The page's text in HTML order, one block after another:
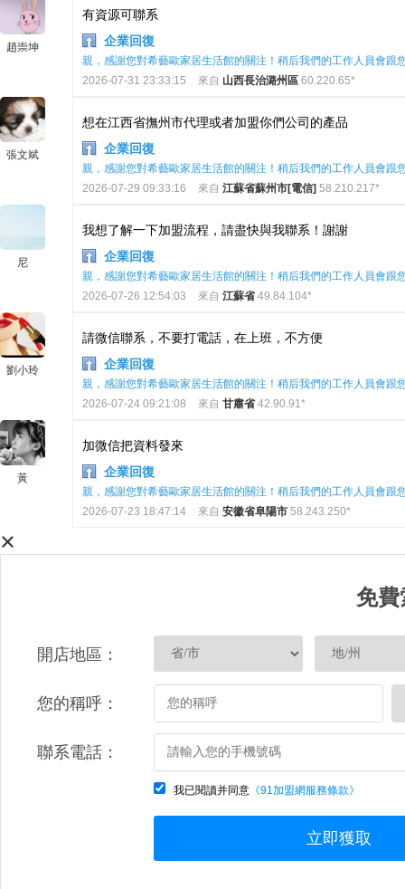
趙崇坤
有資源可聯系
企業回復
親，感謝您對希藝歐家居生活館的關注！稍后我們的工作人員會跟
2026-07-31 23:33:15
來自 山西長治潞州區 60.220.65*
張文斌
想在江西省撫州市代理或者加盟你們公司的產品
企業回復
親，感謝您對希藝歐家居生活館的關注！稍后我們的工作人員會跟
2026-07-29 09:33:16
來自 江蘇省蘇州市[電信] 58.210.217*
尼
我想了解一下加盟流程，請盡快與我聯系！謝謝
企業回復
親，感謝您對希藝歐家居生活館的關注！稍后我們的工作人員會跟
2026-07-26 12:54:03
來自 江蘇省49.84.104*
劉小玲
請微信聯系，不要打電話，在上班，不方便
企業回復
親，感謝您對希藝歐家居生活館的關注！稍后我們的工作人員會跟
2026-07-24 09:21:08
來自 甘肅省42.90.91*
黃
加微信把資料發來
企業回復
親，感謝您對希藝歐家居生活館的關注！稍后我們的工作人員會跟
2026-07-23 18:47:14
來自 安徽省阜陽市 58.243.250*
×
免費
開店地區：
您的稱呼：
聯系電話：
我已閱讀并同意 《91加盟網服務條款》
立即獲取